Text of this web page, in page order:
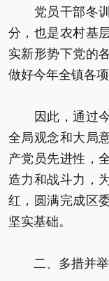
党员干部冬训
分，也是农村基
实新形势下党的
做好今年全镇各
因此，通过今
全局观念和大局
产党员先进性，
造力和战斗力，
红，圆满完成区
坚实基础。
二、多措并举